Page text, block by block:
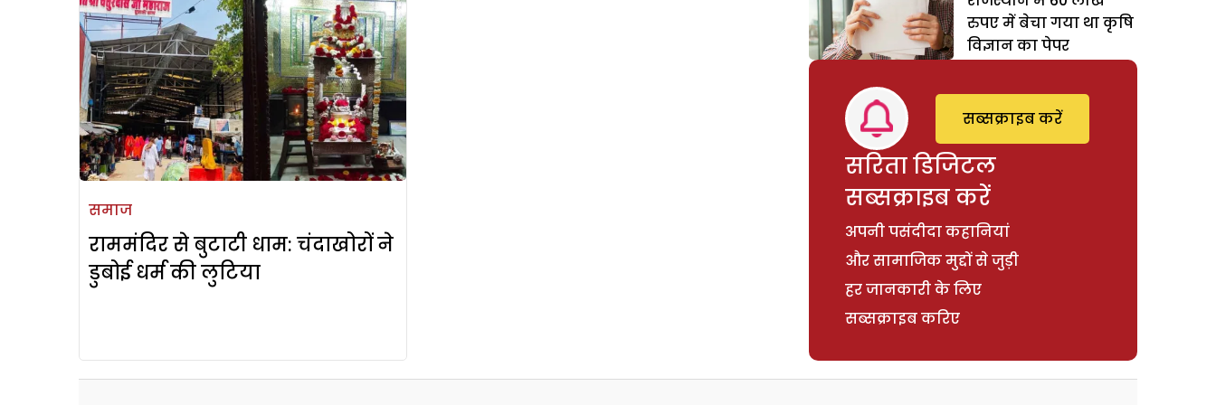
समाज
राममंदिर से बुटाटी धाम: चंदाखोरों ने
डुबोई धर्म की लुटिया
रुपए में बेचा गया था कृषि
विज्ञान का पेपर
सरिता डिजिटल
सब्सक्राइब करें
अपनी पसंदीदा कहानियां
और सामाजिक मुद्दों से जुड़ी
हर जानकारी के लिए
सब्सक्राइब करिए
सब्सक्राइब करें